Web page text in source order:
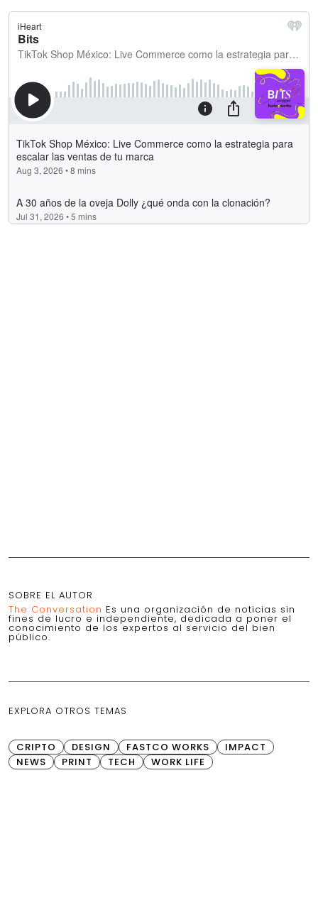
SOBRE EL AUTOR
The Conversation Es una organización de noticias sin
fines de lucro e independiente, dedicada a poner el
conocimiento de los expertos al servicio del bien
público.
EXPLORA OTROS TEMAS
CRIPTO DESIGN FASTCO WORKS
IMPACT
NEWS
PRINT TECH WORK LIFE